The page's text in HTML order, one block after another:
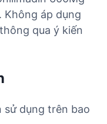
áp dụng
qua ý kiến
sử dụng trên bao